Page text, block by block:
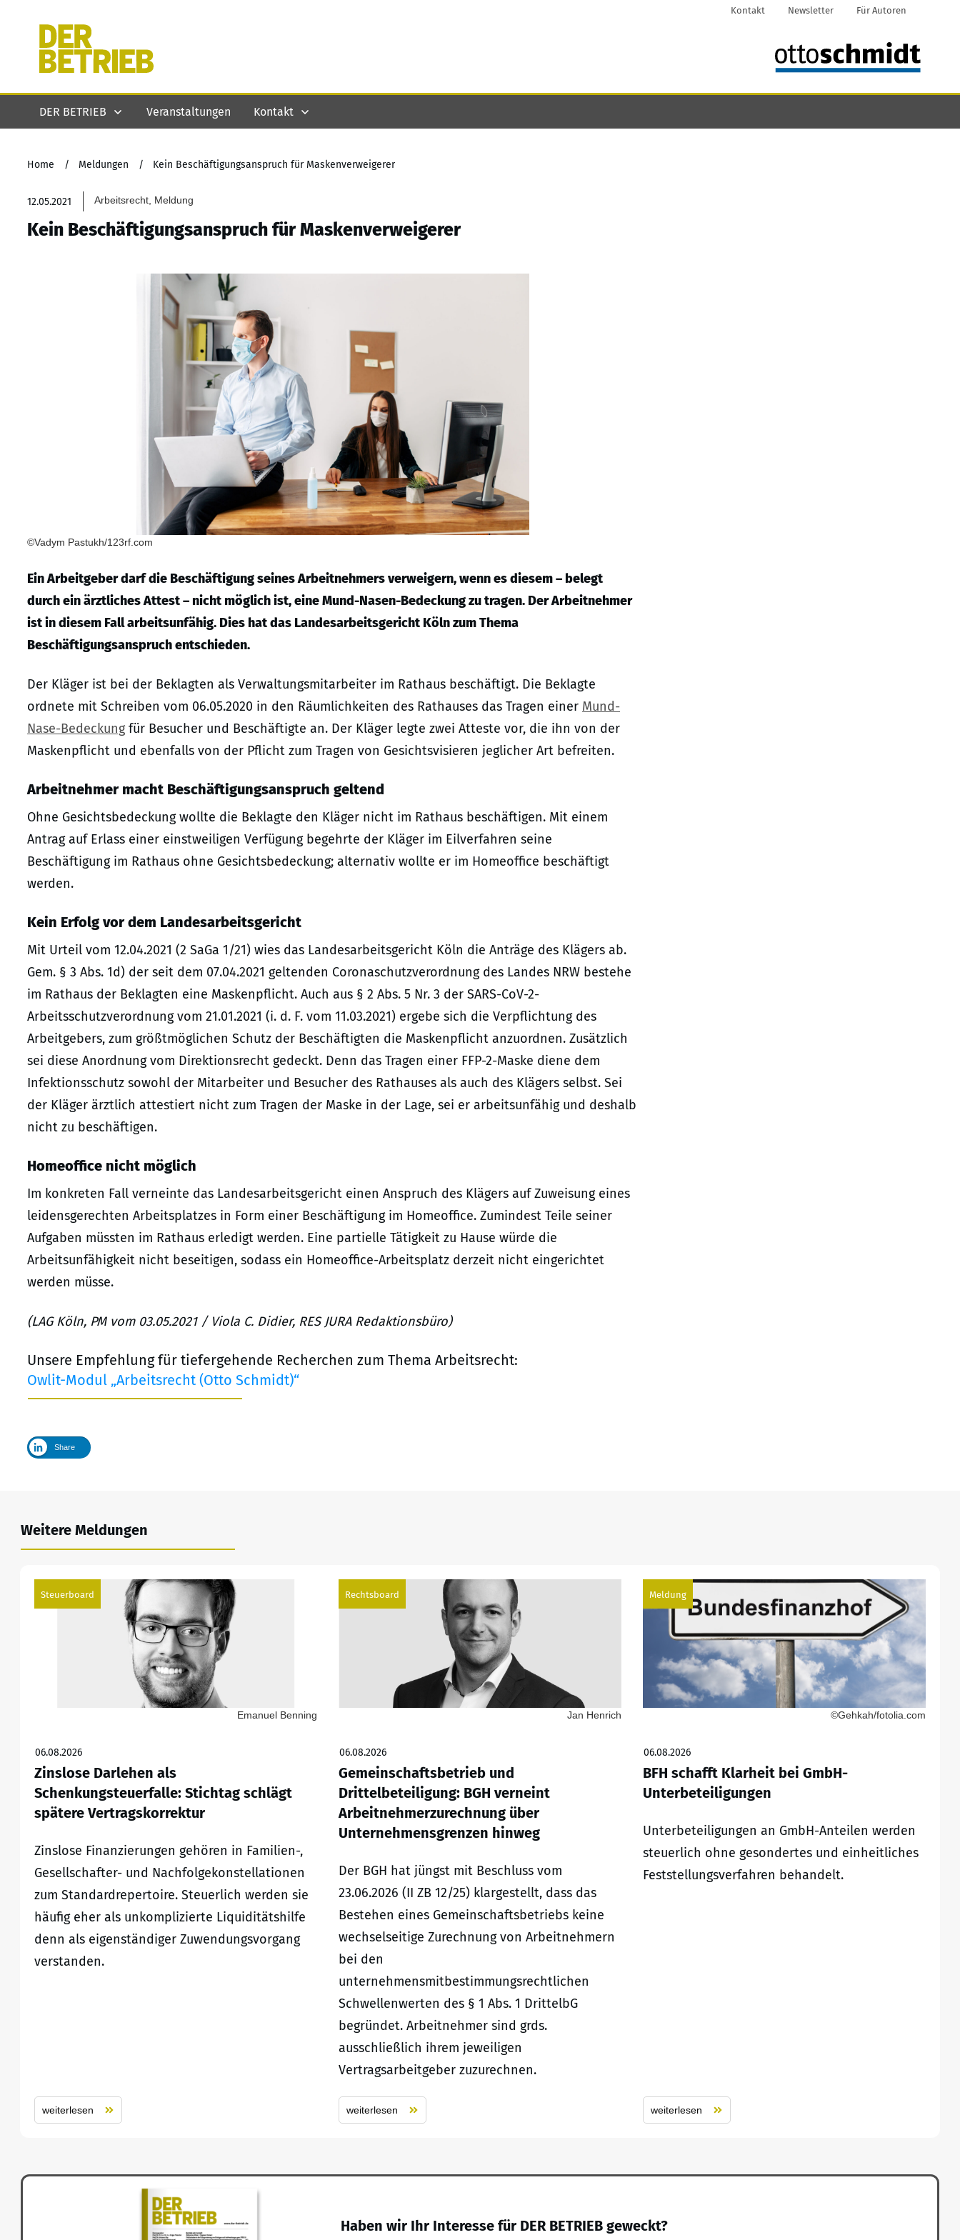
Kontakt Newsletter Für Autoren
DER BETRIEB Veranstaltungen Kontakt
Home / Meldungen / Kein Beschäftigungsanspruch für Maskenverweigerer
12.05.2021 Arbeitsrecht, Meldung
Kein Beschäftigungsanspruch für Maskenverweigerer
©Vadym Pastukh/123rf.com
Ein Arbeitgeber darf die Beschäftigung seines Arbeitnehmers verweigern, wenn es diesem – belegt
durch ein ärztliches Attest – nicht möglich ist, eine Mund-Nasen-Bedeckung zu tragen. Der Arbeitnehmer
ist in diesem Fall arbeitsunfähig. Dies hat das Landesarbeitsgericht Köln zum Thema
Beschäftigungsanspruch entschieden.
Der Kläger ist bei der Beklagten als Verwaltungsmitarbeiter im Rathaus beschäftigt. Die Beklagte
ordnete mit Schreiben vom 06.05.2020 in den Räumlichkeiten des Rathauses das Tragen einer Mund-
Nase-Bedeckungfür Besucher und Beschäftigte an. Der Kläger legte zwei Atteste vor, die ihn von der
Maskenpflicht und ebenfalls von der Pflicht zum Tragen von Gesichtsvisieren jeglicher Art befreiten.
Arbeitnehmer macht Beschäftigungsanspruch geltend
Ohne Gesichtsbedeckung wollte die Beklagte den Kläger nicht im Rathaus beschäftigen. Mit einem
Antrag auf Erlass einer einstweiligen Verfügung begehrte der Kläger im Eilverfahren seine
Beschäftigung im Rathaus ohne Gesichtsbedeckung; alternativ wollte er im Homeoffice beschäftigt
werden.
Kein Erfolg vor dem Landesarbeitsgericht
Mit Urteil vom 12.04.2021 (2 SaGa 1/21) wies das Landesarbeitsgericht Köln die Anträge des Klägers ab.
Gem. § 3 Abs. 1d) der seit dem 07.04.2021 geltenden Coronaschutzverordnung des Landes NRW bestehe
im Rathaus der Beklagten eine Maskenpflicht. Auch aus § 2 Abs. 5 Nr. 3 der SARS-CoV-2-
Arbeitsschutzverordnung vom 21.01.2021 (i. d. F. vom 11.03.2021) ergebe sich die Verpflichtung des
Arbeitgebers, zum größtmöglichen Schutz der Beschäftigten die Maskenpflicht anzuordnen. Zusätzlich
sei diese Anordnung vom Direktionsrecht gedeckt. Denn das Tragen einer FFP-2-Maske diene dem
Infektionsschutz sowohl der Mitarbeiter und Besucher des Rathauses als auch des Klägers selbst. Sei
der Kläger ärztlich attestiert nicht zum Tragen der Maske in der Lage, sei er arbeitsunfähig und deshalb
nicht zu beschäftigen.
Homeoffice nicht möglich
Im konkreten Fall verneinte das Landesarbeitsgericht einen Anspruch des Klägers auf Zuweisung eines
leidensgerechten Arbeitsplatzes in Form einer Beschäftigung im Homeoffice. Zumindest Teile seiner
Aufgaben müssten im Rathaus erledigt werden. Eine partielle Tätigkeit zu Hause würde die
Arbeitsunfähigkeit nicht beseitigen, sodass ein Homeoffice-Arbeitsplatz derzeit nicht eingerichtet
werden müsse.
(LAG Köln, PM vom 03.05.2021 / Viola C. Didier, RES JURA Redaktionsbüro)
Unsere Empfehlung für tiefergehende Recherchen zum Thema Arbeitsrecht:
Owlit-Modul „Arbeitsrecht (Otto Schmidt)“
Share
Weitere Meldungen
Steuerboard
Emanuel Benning
06.08.2026
Zinslose Darlehen als
Schenkungsteuerfalle: Stichtag schlägt
spätere Vertragskorrektur
Zinslose Finanzierungen gehören in Familien-,
Gesellschafter- und Nachfolgekonstellationen
zum Standardrepertoire. Steuerlich werden sie
häufig eher als unkomplizierte Liquiditätshilfe
denn als eigenständiger Zuwendungsvorgang
verstanden.
weiterlesen
Rechtsboard
Jan Henrich
06.08.2026
Gemeinschaftsbetrieb und
Drittelbeteiligung: BGH verneint
Arbeitnehmerzurechnung über
Unternehmensgrenzen hinweg
Der BGH hat jüngst mit Beschluss vom
23.06.2026 (II ZB 12/25) klargestellt, dass das
Bestehen eines Gemeinschaftsbetriebs keine
wechselseitige Zurechnung von Arbeitnehmern
bei den
unternehmensmitbestimmungsrechtlichen
Schwellenwerten des § 1 Abs. 1 DrittelbG
begründet. Arbeitnehmer sind grds.
ausschließlich ihrem jeweiligen
Vertragsarbeitgeber zuzurechnen.
weiterlesen
Meldung
©Gehkah/fotolia.com
06.08.2026
BFH schafft Klarheit bei GmbH-
Unterbeteiligungen
Unterbeteiligungen an GmbH-Anteilen werden
steuerlich ohne gesondertes und einheitliches
Feststellungsverfahren behandelt.
weiterlesen
Haben wir Ihr Interesse für DER BETRIEB geweckt?